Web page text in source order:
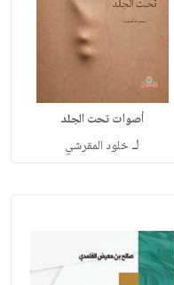
أصوات تحت الجلد
لـخلود المقرشي